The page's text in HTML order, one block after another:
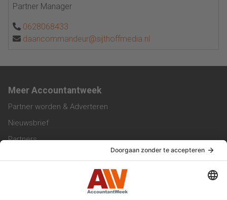
Partner Manager
0628068433
daancommandeur@sijthoffmedia.nl
Meer Accountantweek
Partner worden & Adverteren
Nieuwsbrief
Partners